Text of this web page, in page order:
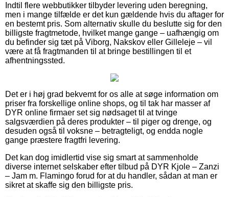
Indtil flere webbutikker tilbyder levering uden beregning,
men i mange tilfælde er det kun gældende hvis du aftager for
en bestemt pris. Som alternativ skulle du beslutte sig for den
billigste fragtmetode, hvilket mange gange – uafhængig om
du befinder sig tæt på Viborg, Nakskov eller Gilleleje – vil
være at få fragtmanden til at bringe bestillingen til et
afhentningssted.
Det er i høj grad bekvemt for os alle at søge information om
priser fra forskellige online shops, og til tak har masser af
DYR online firmaer set sig nødsaget til at tvinge
salgsværdien på deres produkter – til piger og drenge, og
desuden også til voksne – betragteligt, og endda nogle
gange præstere fragtfri levering.
Det kan dog imidlertid vise sig smart at sammenholde
diverse internet selskaber efter tilbud på DYR Kjole – Zanzi
– Jam m. Flamingo forud for at du handler, sådan at man er
sikret at skaffe sig den billigste pris.